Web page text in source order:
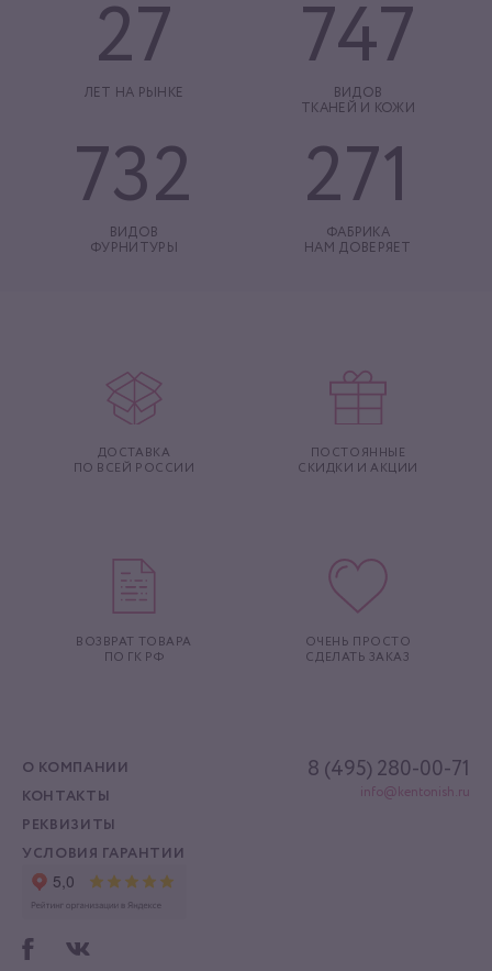
27
ЛЕТ НА РЫНКЕ
747
ВИДОВ
ТКАНЕЙ И КОЖИ
732
ВИДОВ
ФУРНИТУРЫ
271
ФАБРИКА
НАМ ДОВЕРЯЕТ
ДОСТАВКА
ПО ВСЕЙ РОССИИ
ПОСТОЯННЫЕ
СКИДКИ И АКЦИИ
ВОЗВРАТ ТОВАРА
ПО ГК РФ
ОЧЕНЬ ПРОСТО
СДЕЛАТЬ ЗАКАЗ
О КОМПАНИИ
КОНТАКТЫ
РЕКВИЗИТЫ
УСЛОВИЯ ГАРАНТИИ
8 (495) 280-00-71
info@kentonish.ru